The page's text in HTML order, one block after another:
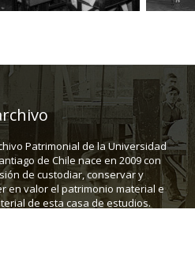
Patrimonial de la Universidad
de Chile nace en 2009 con
de custodiar, conservar y
en valor el patrimonio material e
de esta casa de estudios.